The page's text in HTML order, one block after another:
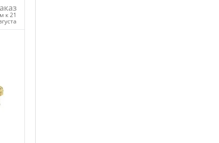
к 21